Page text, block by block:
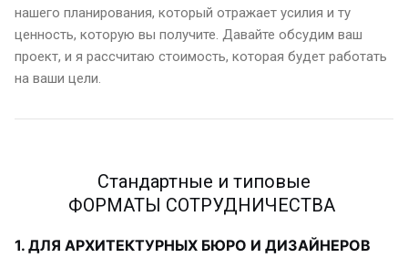
нашего планирования, который отражает усилия и ту
ценность, которую вы получите. Давайте обсудим ваш
проект, и я рассчитаю стоимость, которая будет работать
на ваши цели.
Стандартные и типовые
ФОРМАТЫ СОТРУДНИЧЕСТВА
1. ДЛЯ АРХИТЕКТУРНЫХ БЮРО И ДИЗАЙНЕРОВ